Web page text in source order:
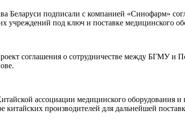
Беларуси подписали с компанией «Синофарм»
учреждений под ключ и поставке медицинского
соглашения о сотрудничестве между БГМУ
ассоциации медицинского оборудования и
китайских производителей для дальнейшей